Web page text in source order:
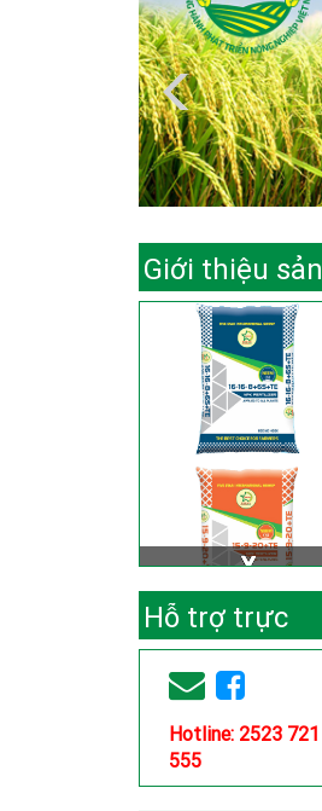
Giới thiệu sản
phẩm
Hỗ trợ trực
tuyến
Hotline: 2523 721
555